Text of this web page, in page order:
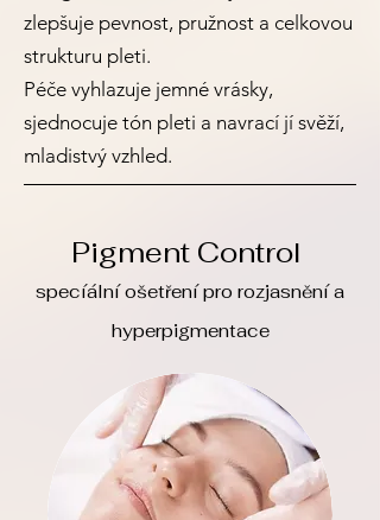
zlepšuje pevnost, pružnost a celkovou
strukturu pleti.
Péče vyhlazuje jemné vrásky,
sjednocuje tón pleti a navrací jí svěží,
mladistvý vzhled.
Pigment Control
specíální ošetření pro rozjasnění a
hyperpigmentace